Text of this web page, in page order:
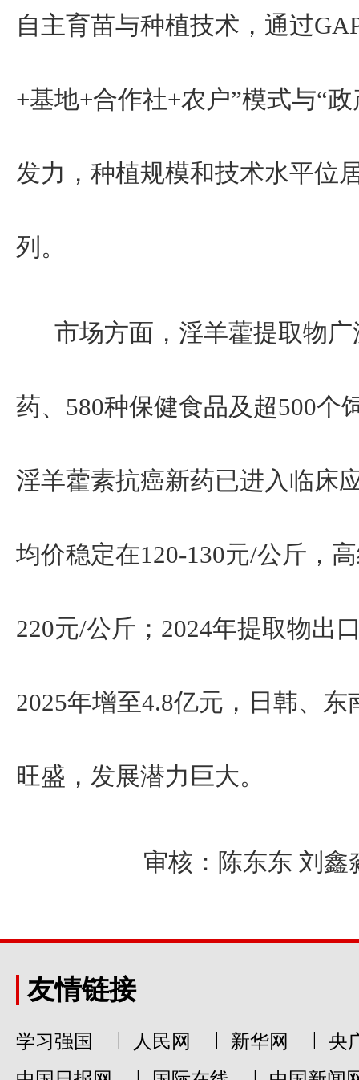
自主育苗与种植技术，通过
+基地+合作社+农户”模式与“
发力，种植规模和技术水平位
列。
市场方面，淫羊藿提取物
药、580种保健食品及超500个
淫羊藿素抗癌新药已进入临床
均价稳定在120-130元/公斤，
220元/公斤；2024年提取物出
2025年增至4.8亿元，日韩、
旺盛，发展潜力巨大。
审核：陈东东 刘鑫
友情链接
学习强国 | 人民网 | 新华网 |
央